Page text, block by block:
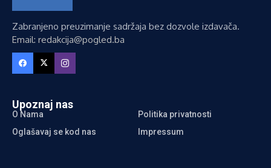
Zabranjeno preuzimanje sadržaja bez dozvole izdavača.
Email: redakcija@pogled.ba
Upoznaj nas
O Nama
Politika privatnosti
Oglašavaj se kod nas
Impressum